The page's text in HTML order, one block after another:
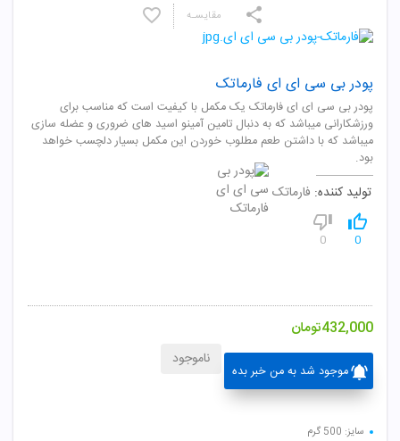
پودر بی سی ای ای فارماتک
پودر بی سی ای ای فارماتک یک مکمل با کیفیت است که مناسب برای
ورزشکارانی میباشد که به دنبال تامین آمینو اسید های ضروری و عضله سازی
میباشد که با داشتن طعم مطلوب خوردن این مکمل بسیار دلچسب خواهد
بود.
تولید کننده: فارماتک
0
0
432,000تومان
موجود شد به من خبر بده
ناموجود
مقایسـه
سایز: 500 گرم